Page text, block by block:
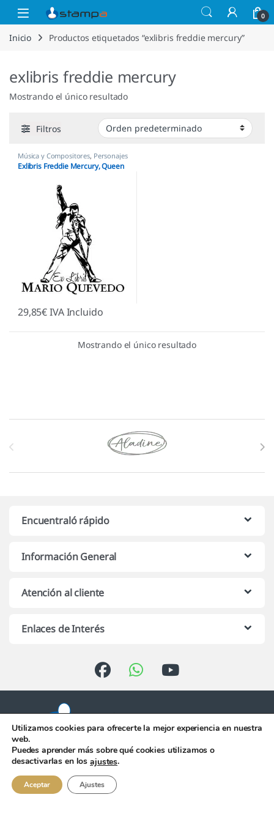
Saltar a la navegación
Saltar al contenido
Open 0
Inicio Productos etiquetados “exlibris freddie mercury”
exlibris freddie mercury
Mostrando el único resultado
Filtros
Música y Compositores, Personajes
y Figuras, Sellos Ex Libris
Exlibris Freddie Mercury, Queen
29,85€IVA Incluido
Mostrando el único resultado
Marcas De Carrusel
Encuentraló rápido
Información General
Atención al cliente
Enlaces de Interés
Atención telefónica de 10:00 h.
956 344 058
Utilizamos cookies para ofrecerte la mejor experiencia en nuestra
web.
Puedes aprender más sobre qué cookies utilizamos o
desactivarlas en losajustes.
Aceptar Ajustes